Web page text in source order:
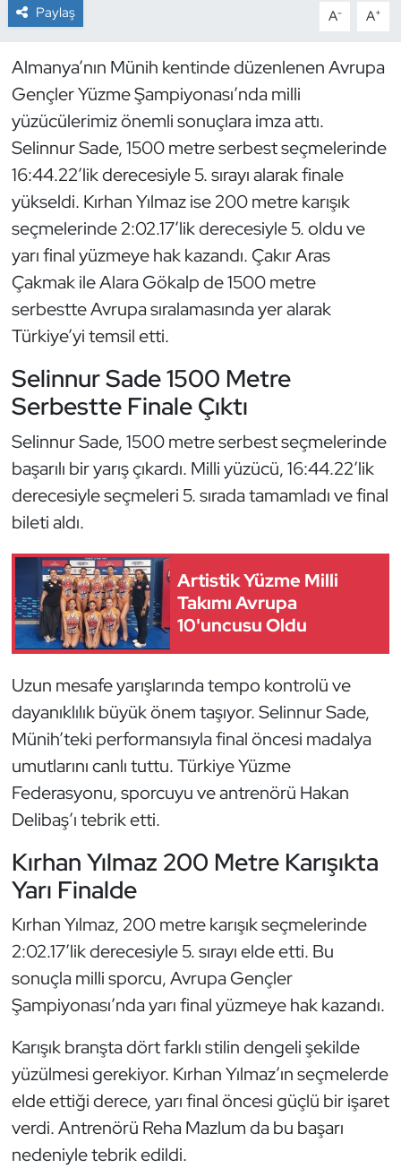
Paylaş A- A+
Almanya’nın Münih kentinde düzenlenen Avrupa
Gençler Yüzme Şampiyonası’nda milli
yüzücülerimiz önemli sonuçlara imza attı.
Selinnur Sade, 1500 metre serbest seçmelerinde
16:44.22’lik derecesiyle 5. sırayı alarak finale
yükseldi. Kırhan Yılmaz ise 200 metre karışık
seçmelerinde 2:02.17’lik derecesiyle 5. oldu ve
yarı final yüzmeye hak kazandı. Çakır Aras
Çakmak ile Alara Gökalp de 1500 metre
serbestte Avrupa sıralamasında yer alarak
Türkiye’yi temsil etti.
Selinnur Sade 1500 Metre
Serbestte Finale Çıktı
Selinnur Sade, 1500 metre serbest seçmelerinde
başarılı bir yarış çıkardı. Milli yüzücü, 16:44.22’lik
derecesiyle seçmeleri 5. sırada tamamladı ve final
bileti aldı.
Artistik Yüzme Milli
Takımı Avrupa
10'uncusu Oldu
Uzun mesafe yarışlarında tempo kontrolü ve
dayanıklılık büyük önem taşıyor. Selinnur Sade,
Münih’teki performansıyla final öncesi madalya
umutlarını canlı tuttu. Türkiye Yüzme
Federasyonu, sporcuyu ve antrenörü Hakan
Delibaş’ı tebrik etti.
Kırhan Yılmaz 200 Metre Karışıkta
Yarı Finalde
Kırhan Yılmaz, 200 metre karışık seçmelerinde
2:02.17’lik derecesiyle 5. sırayı elde etti. Bu
sonuçla milli sporcu, Avrupa Gençler
Şampiyonası’nda yarı final yüzmeye hak kazandı.
Karışık branşta dört farklı stilin dengeli şekilde
yüzülmesi gerekiyor. Kırhan Yılmaz’ın seçmelerde
elde ettiği derece, yarı final öncesi güçlü bir işaret
verdi. Antrenörü Reha Mazlum da bu başarı
nedeniyle tebrik edildi.
Dövüş Sanatı
E-Spor
Eskrim
Futbol
Futsal
Genel
Güreş
Halter
Hava Sporları
İşitme Engelli Sporcular
Judo ve Kuraş
Kano ve Rafting
Karate
Kayak
Kempo
Kick Boks
Masa Tenisi
Modern Pentatlon
Motor Sporları
Muay Thai
Okçuluk